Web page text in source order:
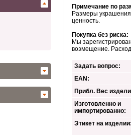
Примечание по
Размеры украшения
ценность.
Покупка без риска:
Мы
возмещение.
Задать вопрос:
EAN:
Прибл. Вес
Изготовленно и
импортированно:
Этикет на изделии: